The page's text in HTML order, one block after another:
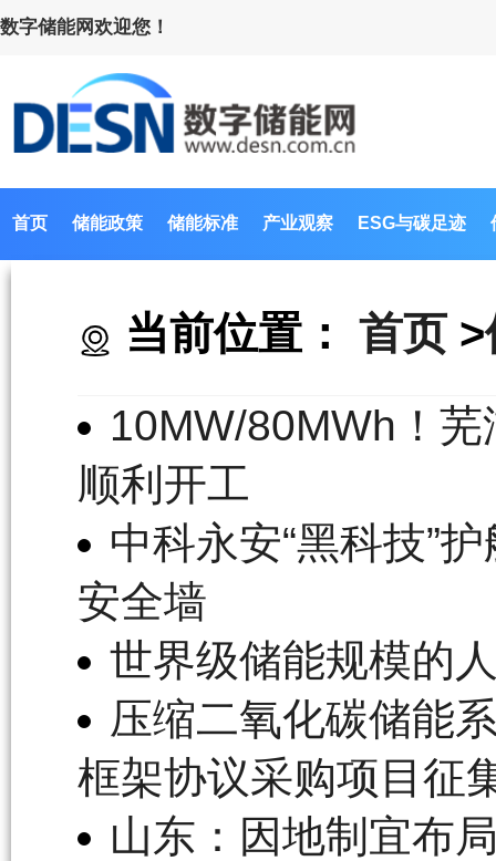
数字储能网欢迎您！
首页 储能政策 储能标准 产业观察 ESG与碳足迹
当前位置： 首页 >
10MW/80MWh！
顺利开工
中科永安“黑科技”
安全墙
世界级储能规模的
压缩二氧化碳储能
框架协议采购项目征
山东：因地制宜布